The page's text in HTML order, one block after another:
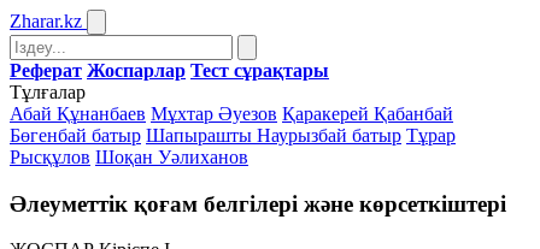
Zharar.kz
Реферат Жоспарлар Тест сұрақтары
Тұлғалар
Абай Құнанбаев Мұхтар Әуезов Қаракерей Қабанбай
Бөгенбай батыр Шапырашты Наурызбай батыр Тұрар
Рысқұлов Шоқан Уәлиханов
Әлеуметтік қоғам белгілері және көрсеткіштері